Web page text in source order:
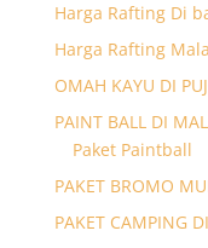
Harga Rafting Di
Harga Rafting
OMAH KAYU DI
PAINT BALL DI
Paket Paintball
PAKET BROMO
PAKET CAMPING